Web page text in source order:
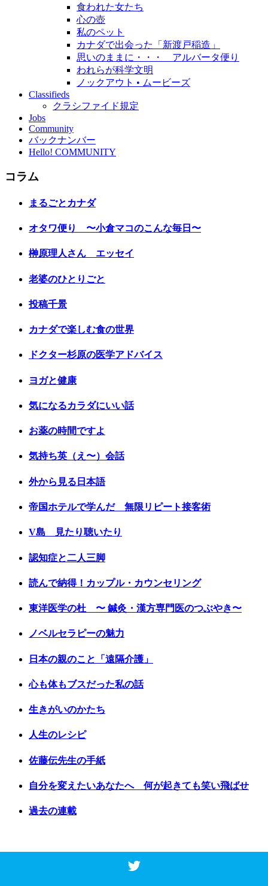
食われた女たち
心の壺
私のペット
カナダで出会った「新渡戸稲造」
思いのままに・・・ アルバータ便り
われらが科学文明
ノックアウト • ムービーズ
Classifieds
クラシファイド規定
Jobs
Community
バックナンバー
Hello! COMMUNITY
コラム
まるごとカナダ
オタワ便り 〜小倉マコのこんな毎日〜
榊原理人さん エッセイ
老婆のひとりごと
投稿千景
カナダで楽しむ食の世界
ドクター杉原の医学アドバイス
ヨガと健康
気になるカラダにいい話
お薬の時間ですよ
気持ち英（え〜）会話
外から見る日本語
帝国ホテルで学んだ 無限リピート接客術
V島 見たり聴いたり
認知症と二人三脚
読んで納得！カップル・カウンセリング
東洋医学の杜 〜 鍼灸・漢方専門医のつぶやき〜
ノベルセラピーの魅力
日本の親のこと「遠隔介護」
心も体もブスだった私の話
生きがいのかたち
人生のレシピ
佐藤伝先生の手紙
自分を変えたいあなたへ 何が起きても笑い飛ばせ
過去の連載